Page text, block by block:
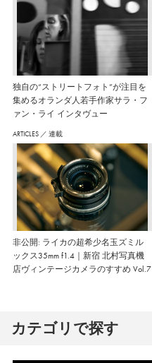
独自の“ストリートフォト”が注目を
集めるオランダ人若手作家サラ・フ
ァン・ライ インタヴュー
ARTICLES ／ 連載
非公開: ライカの超希少名玉ズミル
ックス35mm f1.4｜新宿 北村写真機
店ヴィンテージカメラのすすめ Vol.7
カテゴリで探す